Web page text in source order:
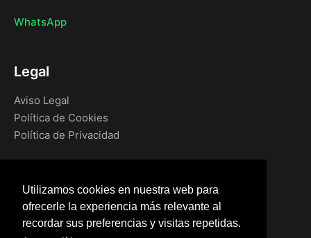
Utilizamos cookies en nuestra web para
ofrecerle la experiencia más relevante al
recordar sus preferencias y visitas repetidas.
WhatsApp
Legal
Aviso Legal
Política de Cookies
Política de Privacidad
Inicio
Blog